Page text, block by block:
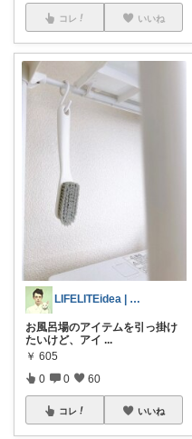
コレ いいね
LIFELITEidea | 人生を軽く
お風呂場のアイテムを引っ掛け
たいけど、アイ ...
￥ 605
0 0 60
コレ いいね